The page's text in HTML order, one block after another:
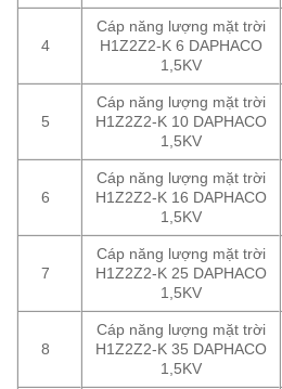
4
Cáp năng lượng mặt trời
H1Z2Z2-K 6 DAPHACO
1,5KV
5
Cáp năng lượng mặt trời
H1Z2Z2-K 10 DAPHACO
1,5KV
6
Cáp năng lượng mặt trời
H1Z2Z2-K 16 DAPHACO
1,5KV
7
Cáp năng lượng mặt trời
H1Z2Z2-K 25 DAPHACO
1,5KV
8
Cáp năng lượng mặt trời
H1Z2Z2-K 35 DAPHACO
1,5KV